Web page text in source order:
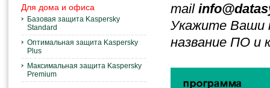
Для дома и офиса
Базовая защита Kaspersky
Standard
Оптимальная защита Kaspersky
Plus
Максимальная защита Kaspersky
Premium
mail
Укажите Ваши
название ПО и